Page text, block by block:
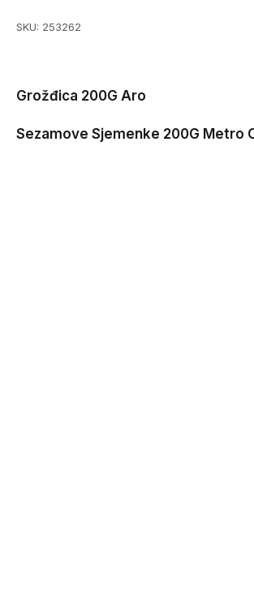
SKU: 253262
Grožđica 200G Aro
Sezamove Sjemenke 200G Metro